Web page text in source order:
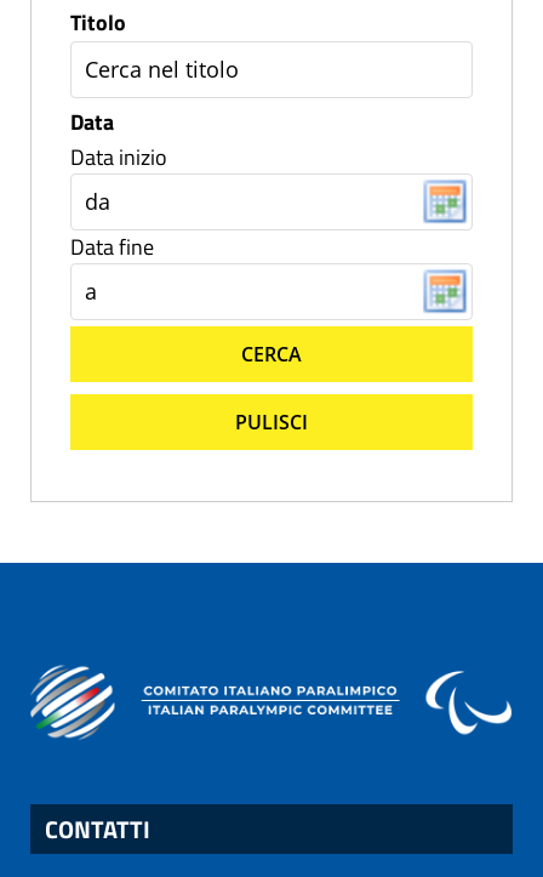
Titolo
Data
Data inizio
Data fine
CERCA
PULISCI
CONTATTI